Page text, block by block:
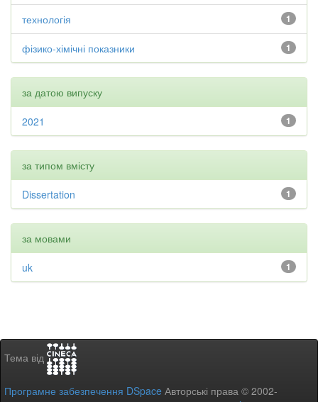
1
технологія
1
фізико-хімічні показники
за датою випуску
1
2021
за типом вмісту
1
Dissertation
за мовами
1
uk
Тема від
Програмне забезпечення DSpace Авторські права © 2002-